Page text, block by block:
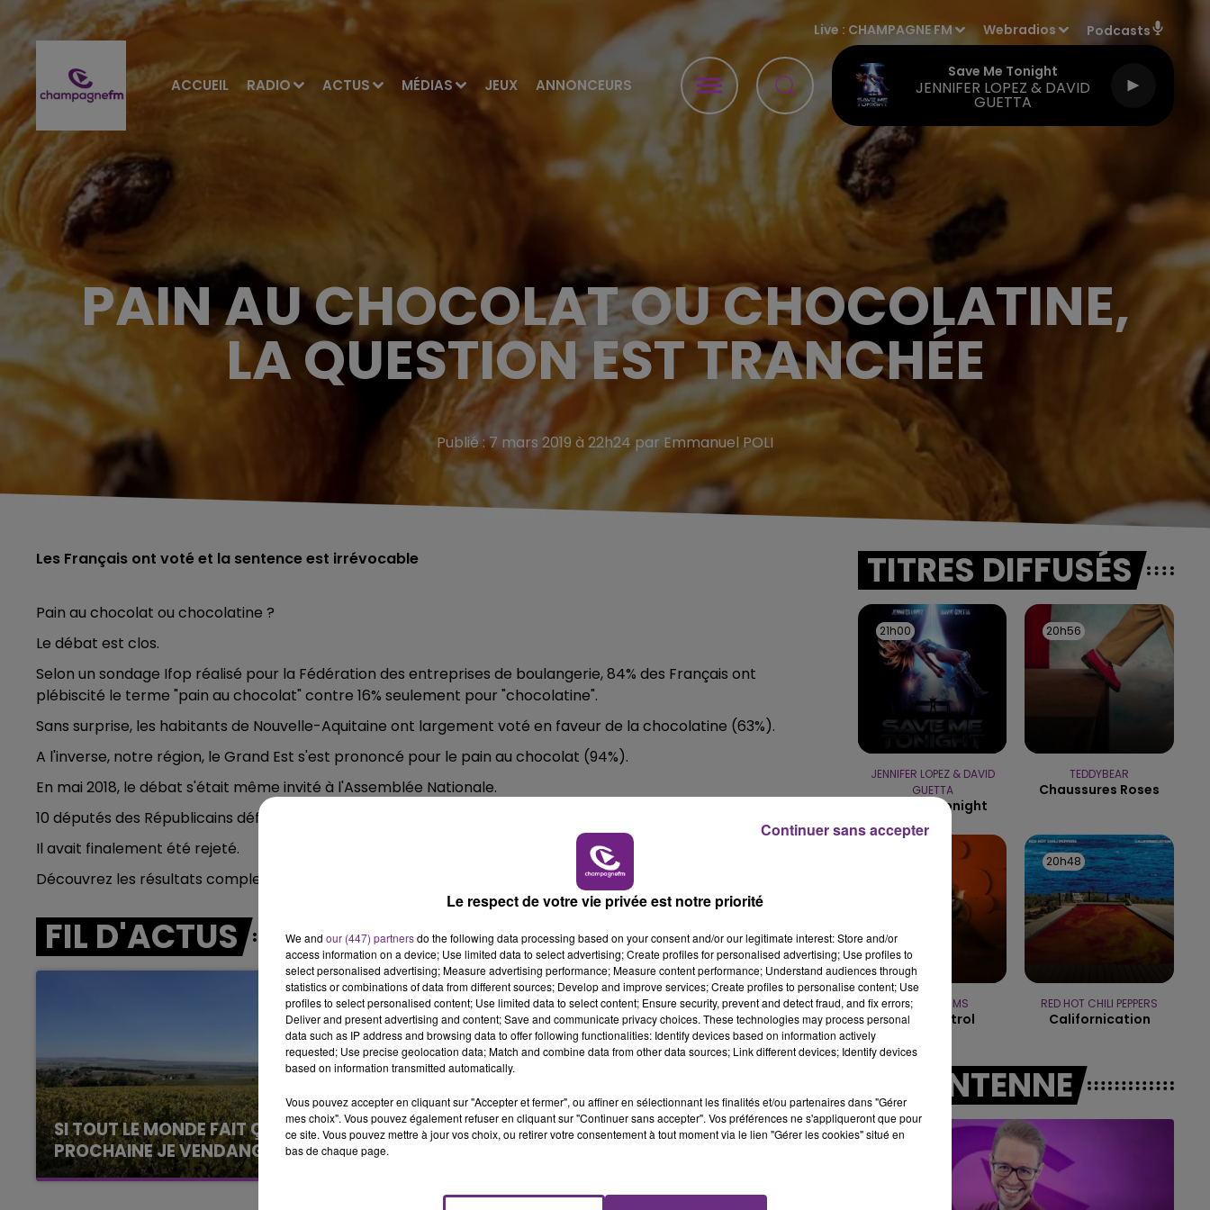
ACCUEIL RADIO ACTUS MÉDIAS JEUX ANNONCEURS
Live : CHAMPAGNE FM Webradios Podcasts
Save Me Tonight
JENNIFER LOPEZ & DAVID
GUETTA
6h00 - 10h00
LA FAMILLE
10h00 - 14h00
LE TICKET DE CAISSE
14h00 - 15h00
LA RADIO POP
PAIN AU CHOCOLAT OU CHOCOLATINE,
LA QUESTION EST TRANCHÉE
Publié : 7 mars 2019 à 22h24 par Emmanuel POLI
Les Français ont voté et la sentence est irrévocable
Pain au chocolat ou chocolatine ?
Le débat est clos.
Selon un sondage Ifop réalisé pour la Fédération des entreprises de boulangerie, 84% des Français ont
plébiscité le terme "pain au chocolat" contre 16% seulement pour "chocolatine".
Sans surprise, les habitants de Nouvelle-Aquitaine ont largement voté en faveur de la chocolatine (63%).
A l'inverse, notre région, le Grand Est s'est prononcé pour le pain au chocolat (94%).
En mai 2018, le débat s'était même invité à l'Assemblée Nationale.
10 députés des Républicains défendaient un amendement visant à promouvoir le mot chocolatine.
Il avait finalement été rejeté.
Découvrez les résultats complets de l'enquête
FIL D'ACTUS
SI TOUT LE MONDE FAIT ÇA, MOI L'ANNÉE
PROCHAINE JE VENDANGE EN...
La vendange en Champagne a débuté ce jeudi
L'INSPECTION DU TRAVAIL RAPPELLE À
2026 s'est avéré être plus précoce que prévu,
TITRES DIFFUSÉS
21h00
21h00
JENNIFER LOPEZ & DAVID
GUETTA
Save Me Tonight
20h56
20h56
TEDDYBEAR
Chaussures Roses
TEDDY SWIMS
Lose Control
20h48
20h48
RED HOT CHILI PEPPERS
Californication
A L'ANTENNE
Le respect de votre vie privée est notre priorité
We and our (447) partnersdo the following data processing based on your consent and/or our legitimate interest: Store and/or
access information on a device; Use limited data to select advertising; Create profiles for personalised advertising; Use profiles to
select personalised advertising; Measure advertising performance; Measure content performance; Understand audiences through
statistics or combinations of data from different sources; Develop and improve services; Create profiles to personalise content; Use
profiles to select personalised content; Use limited data to select content; Ensure security, prevent and detect fraud, and fix errors;
Deliver and present advertising and content; Save and communicate privacy choices. These technologies may process personal
data such as IP address and browsing data to offer following functionalities: Identify devices based on information actively
requested; Use precise geolocation data; Match and combine data from other data sources; Link different devices; Identify devices
based on information transmitted automatically.
Vous pouvez accepter en cliquant sur "Accepter et fermer", ou affiner en sélectionnant les finalités et/ou partenaires dans "Gérer
mes choix". Vous pouvez également refuser en cliquant sur "Continuer sans accepter". Vos préférences ne s'appliqueront que pour
ce site. Vous pouvez mettre à jour vos choix, ou retirer votre consentement à tout moment via le lien "Gérer les cookies" situé en
bas de chaque page.
Continuer sans accepter